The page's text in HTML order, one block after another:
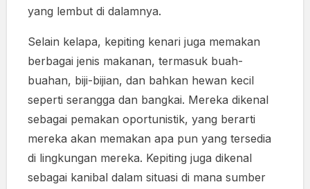
yang lembut di dalamnya.
Selain kelapa, kepiting kenari juga memakan
berbagai jenis makanan, termasuk buah-
buahan, biji-bijian, dan bahkan hewan kecil
seperti serangga dan bangkai. Mereka dikenal
sebagai pemakan oportunistik, yang berarti
mereka akan memakan apa pun yang tersedia
di lingkungan mereka. Kepiting juga dikenal
sebagai kanibal dalam situasi di mana sumber